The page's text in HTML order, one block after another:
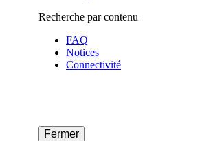
Recherche par contenu
FAQ
Notices
Connectivité
Fermer